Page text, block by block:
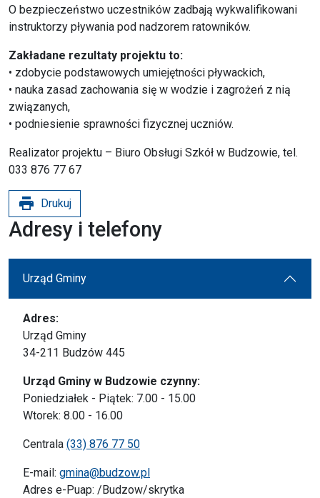
O bezpieczeństwo uczestników zadbają wykwalifikowani
instruktorzy pływania pod nadzorem ratowników.
Zakładane rezultaty projektu to:
• zdobycie podstawowych umiejętności pływackich,
• nauka zasad zachowania się w wodzie i zagrożeń z nią
związanych,
• podniesienie sprawności fizycznej uczniów.
Realizator projektu – Biuro Obsługi Szkół w Budzowie, tel.
033 876 77 67
print Drukuj
Adresy i telefony
Urząd Gminy
Adres:
Urząd Gminy
34-211 Budzów 445
Urząd Gminy w Budzowie czynny:
Poniedziałek - Piątek: 7.00 - 15.00
Wtorek: 8.00 - 16.00
Centrala (33) 876 77 50
E-mail: gmina@budzow.pl
Adres e-Puap: /Budzow/skrytka